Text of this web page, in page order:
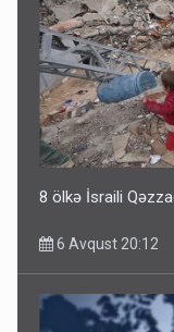
8 ölkə İsraili
6 Avqust 20:12